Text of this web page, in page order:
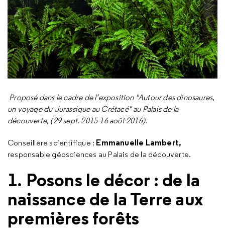
Proposé dans le cadre de l’exposition "Autour des dinosaures,
un voyage du Jurassique au Crétacé" au Palais de la
découverte, (29 sept. 2015-16 août 2016).
Conseillère scientifique : Emmanuelle Lambert,
responsable géosciences au Palais de la découverte.
1. Posons le décor : de la
naissance de la Terre aux
premières forêts